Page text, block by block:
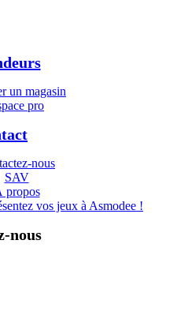
un magasin
pro
nous
SAV
propos
vos jeux à Asmodee !
nous